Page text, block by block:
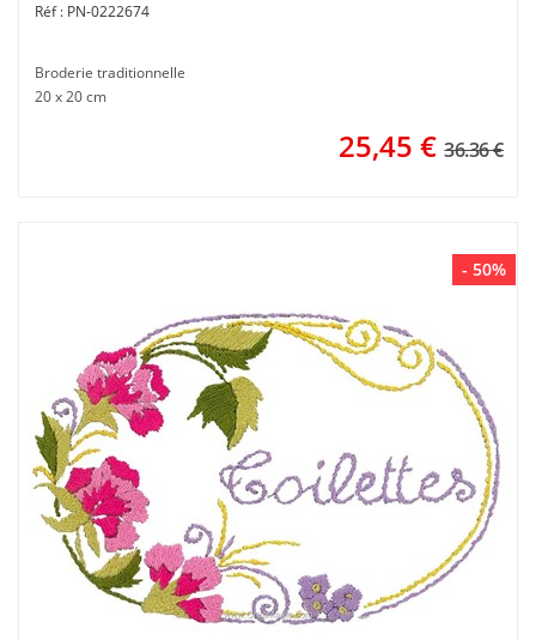
PN-0222674
Broderie traditionnelle
20 x 20 cm
25,45 € 36.36 €
- 50%